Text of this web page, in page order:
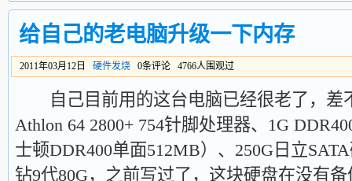
给自己的老电脑升级一下内存
2011年03月12日 硬件发烧 0条评论 4766人围观过
自己目前用的这台电脑已经很老了，差
Athlon 64 2800+ 754针脚处理器、1G
士顿DDR400单面512MB）、250G日立
钻9代80G，之前写过了，这块硬盘在没有